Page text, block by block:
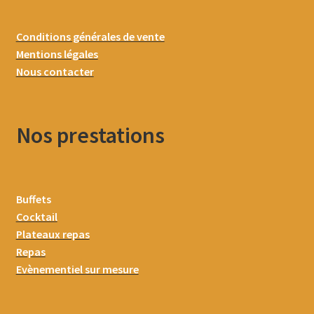
Conditions générales de vente
Mentions légales
Nous contacter
Nos prestations
Buffets
Cocktail
Plateaux repas
Repas
Evènementiel sur mesure